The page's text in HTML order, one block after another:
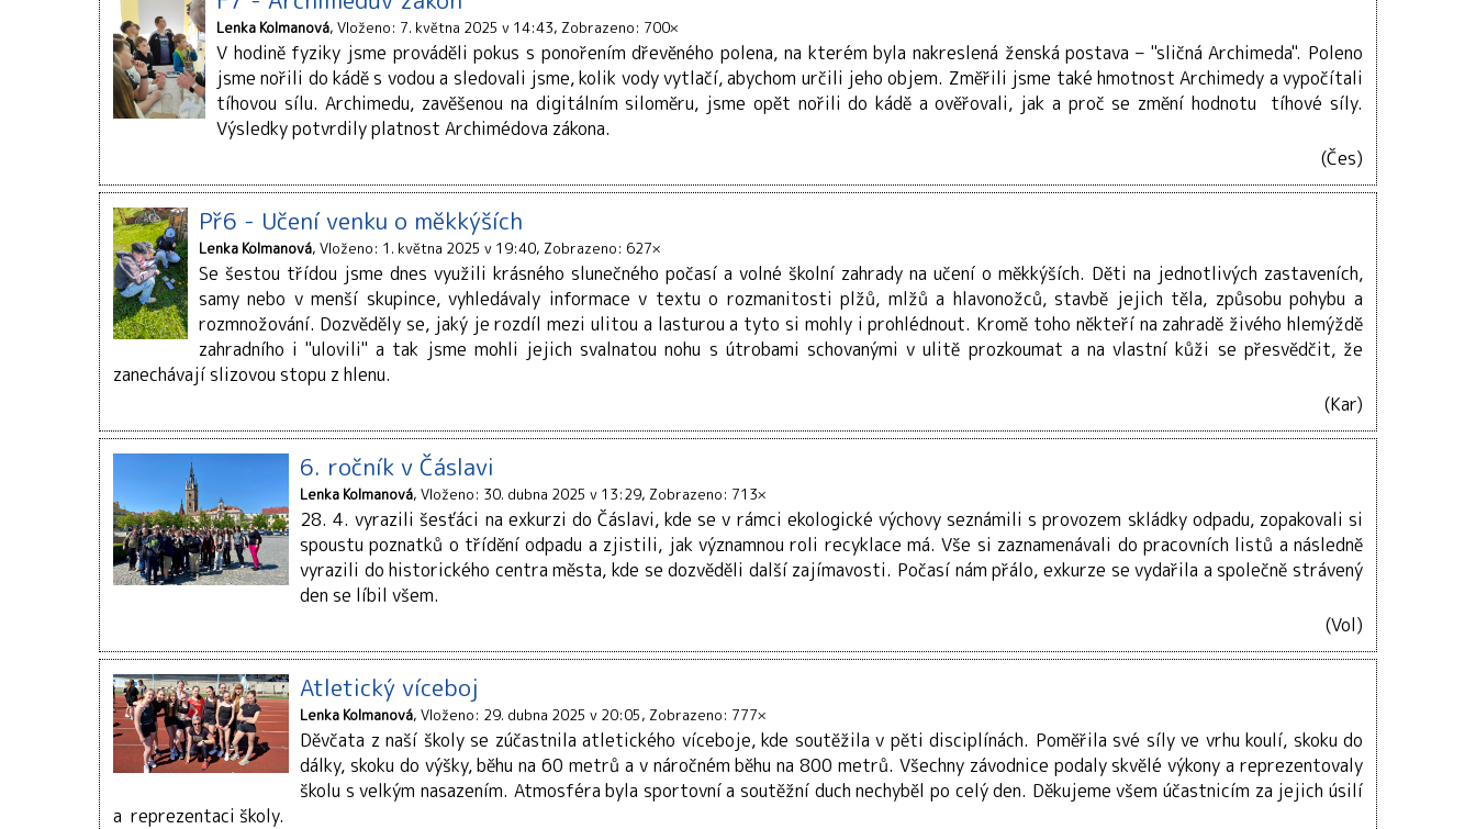
Lenka Kolmanová Vloženo: 7. května 2025 v 14:43 Zobrazeno: 700×
V hodině fyziky jsme prováděli pokus s ponořením dřevěného polena, na kterém byla nakreslená ženská postava – "sličná Archimeda". Poleno
jsme nořili do kádě s vodou a sledovali jsme, kolik vody vytlačí, abychom určili jeho objem. Změřili jsme také hmotnost Archimedy a vypočítali
tíhovou sílu. Archimedu, zavěšenou na digitálním siloměru, jsme opět nořili do kádě a ověřovali, jak a proč se změní hodnotu tíhové síly.
Výsledky potvrdily platnost Archimédova zákona.
(Čes)
Př6 - Učení venku o měkkýších
Lenka Kolmanová Vloženo: 1. května 2025 v 19:40 Zobrazeno: 627×
Se šestou třídou jsme dnes využili krásného slunečného počasí a volné školní zahrady na učení o měkkýších. Děti na jednotlivých zastaveních,
samy nebo v menší skupince, vyhledávaly informace v textu o rozmanitosti plžů, mlžů a hlavonožců, stavbě jejich těla, způsobu pohybu a
rozmnožování. Dozvěděly se, jaký je rozdíl mezi ulitou a lasturou a tyto si mohly i prohlédnout. Kromě toho někteří na zahradě živého hlemýždě
zahradního i "ulovili" a tak jsme mohli jejich svalnatou nohu s útrobami schovanými v ulitě prozkoumat a na vlastní kůži se přesvědčit, že
zanechávají slizovou stopu z hlenu.
(Kar)
6. ročník v Čáslavi
Lenka Kolmanová Vloženo: 30. dubna 2025 v 13:29 Zobrazeno: 713×
28. 4. vyrazili šesťáci na exkurzi do Čáslavi, kde se v rámci ekologické výchovy seznámili s provozem skládky odpadu, zopakovali si
spoustu poznatků o třídění odpadu a zjistili, jak významnou roli recyklace má. Vše si zaznamenávali do pracovních listů a následně
vyrazili do historického centra města, kde se dozvěděli další zajímavosti. Počasí nám přálo, exkurze se vydařila a společně strávený
den se líbil všem.
(Vol)
Atletický víceboj
Lenka Kolmanová Vloženo: 29. dubna 2025 v 20:05 Zobrazeno: 777×
Děvčata z naší školy se zúčastnila atletického víceboje, kde soutěžila v pěti disciplínách. Poměřila své síly ve vrhu koulí, skoku do
dálky, skoku do výšky, běhu na 60 metrů a v náročném běhu na 800 metrů. Všechny závodnice podaly skvělé výkony a reprezentovaly
školu s velkým nasazením. Atmosféra byla sportovní a soutěžní duch nechyběl po celý den. Děkujeme všem účastnicím za jejich úsilí
a reprezentaci školy.